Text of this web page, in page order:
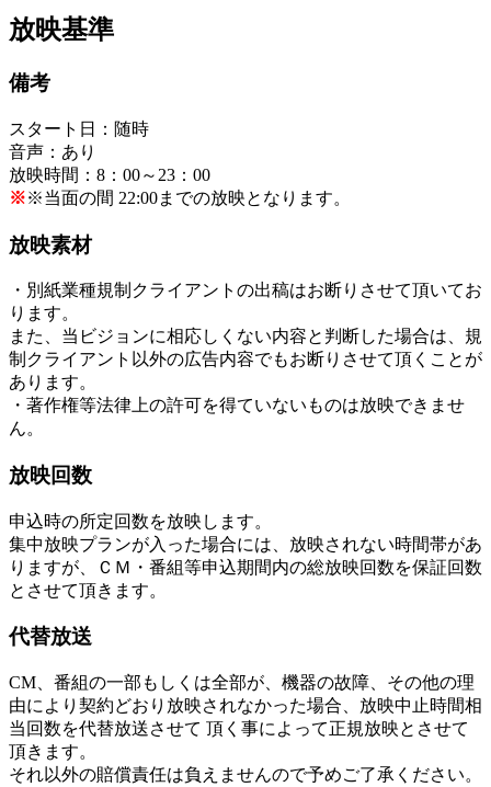
放映基準
備考
スタート日：随時
音声：あり
放映時間：8：00～23：00
※※当面の間 22:00までの放映となります。
放映素材
・別紙業種規制クライアントの出稿はお断りさせて頂いてお
ります。
また、当ビジョンに相応しくない内容と判断した場合は、規
制クライアント以外の広告内容でもお断りさせて頂くことが
あります。
・著作権等法律上の許可を得ていないものは放映できませ
ん。
放映回数
申込時の所定回数を放映します。
集中放映プランが入った場合には、放映されない時間帯があ
りますが、ＣＭ・番組等申込期間内の総放映回数を保証回数
とさせて頂きます。
代替放送
CM、番組の一部もしくは全部が、機器の故障、その他の理
由により契約どおり放映されなかった場合、放映中止時間相
当回数を代替放送させて 頂く事によって正規放映とさせて
頂きます。
それ以外の賠償責任は負えませんので予めご了承ください。